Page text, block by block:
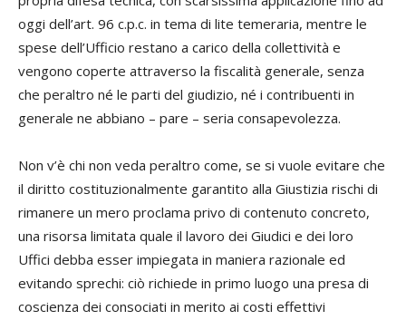
oggi dell’art. 96 c.p.c. in tema di lite temeraria, mentre le
spese dell’Ufficio restano a carico della collettività e
vengono coperte attraverso la fiscalità generale, senza
che peraltro né le parti del giudizio, né i contribuenti in
generale ne abbiano – pare – seria consapevolezza.
Non v’è chi non veda peraltro come, se si vuole evitare che
il diritto costituzionalmente garantito alla Giustizia rischi di
rimanere un mero proclama privo di contenuto concreto,
una risorsa limitata quale il lavoro dei Giudici e dei loro
Uffici debba esser impiegata in maniera razionale ed
evitando sprechi: ciò richiede in primo luogo una presa di
coscienza dei consociati in merito ai costi effettivi